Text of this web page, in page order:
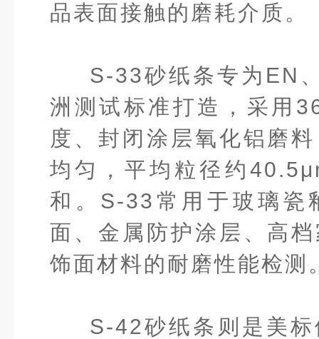
品表面接触的磨耗介质。
S-33砂纸条专为EN
洲测试标准打造，采用
度、封闭涂层氧化铝磨
均匀，平均粒径约
和。S-33常用于玻璃瓷
面、金属防护涂层、高
饰面材料的耐磨性能检测
S-42砂纸条则是美